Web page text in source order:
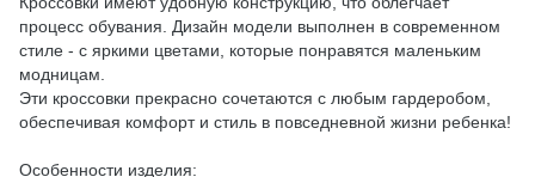
процесс обувания. Дизайн модели выполнен в современном
стиле - с яркими цветами, которые понравятся маленьким
модницам.
Эти кроссовки прекрасно сочетаются с любым гардеробом,
обеспечивая комфорт и стиль в повседневной жизни ребенка!
Особенности изделия: